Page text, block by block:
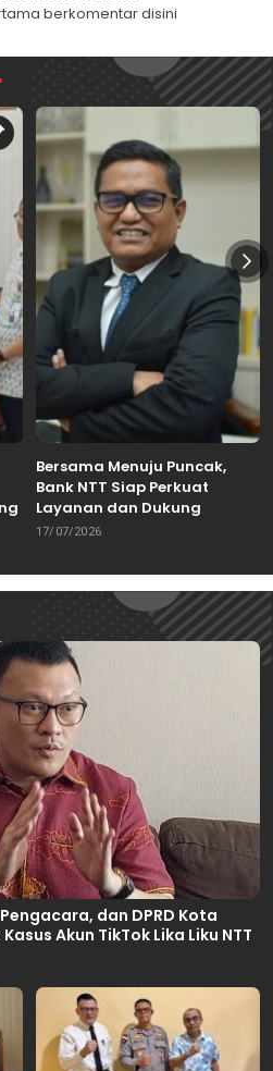
berkomentar disini
Bersama Menuju Puncak,
Bank NTT Siap Perkuat
Layanan dan Dukung
Pertumbuhan Ekonomi NTT
17/07/2026
dan DPRD Kota
Akun TikTok Lika Liku NTT